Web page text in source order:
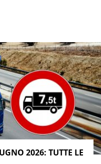
2026: TUTTE LE